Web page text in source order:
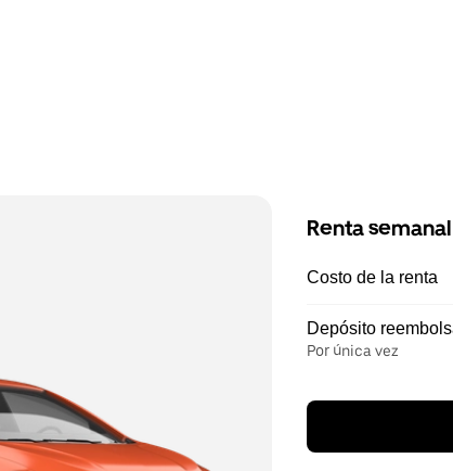
Renta semanal
Costo de la renta
Depósito
Por única vez